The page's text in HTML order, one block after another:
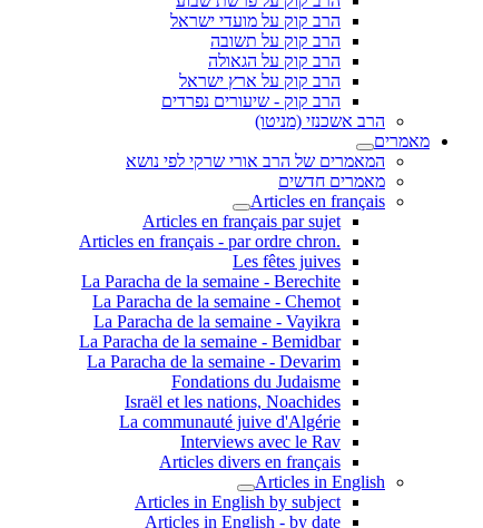
הרב קוק על מועדי ישראל
הרב קוק על תשובה
הרב קוק על הגאולה
הרב קוק על ארץ ישראל
הרב קוק - שיעורים נפרדים
הרב אשכנזי (מניטו)
מאמרים
המאמרים של הרב אורי שרקי לפי נושא
מאמרים חדשים
Articles en français
Articles en français par sujet
.Articles en français - par ordre chron
Les fêtes juives
La Paracha de la semaine - Berechite
La Paracha de la semaine - Chemot
La Paracha de la semaine - Vayikra
La Paracha de la semaine - Bemidbar
La Paracha de la semaine - Devarim
Fondations du Judaisme
Israël et les nations, Noachides
La communauté juive d'Algérie
Interviews avec le Rav
Articles divers en français
Articles in English
Articles in English by subject
Articles in English - by date